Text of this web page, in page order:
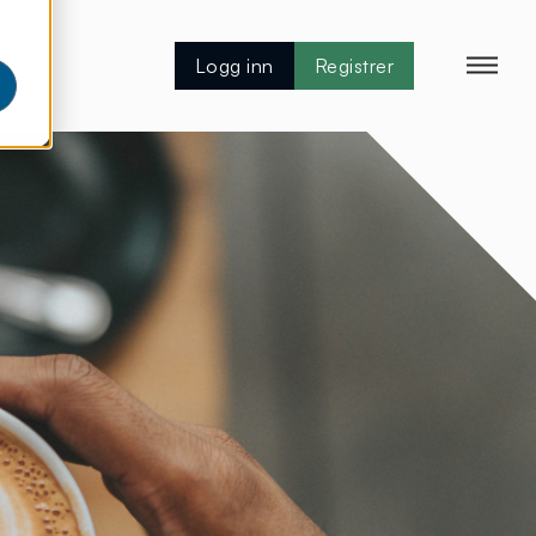
Logg inn Registrer